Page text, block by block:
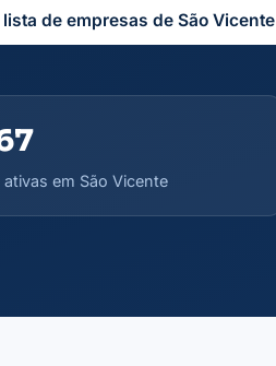
lista de empresas de São Vicente
em São Vicente